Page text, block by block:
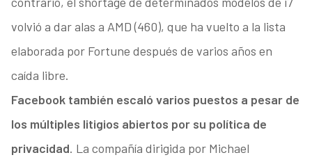
volvió a dar alas a AMD (460), que ha vuelto a la lista
elaborada por Fortune después de varios años en
caída libre.
Facebook también escaló varios puestos a pesar de
los múltiples litigios abiertos por su política de
privacidad. La compañía dirigida por Michael